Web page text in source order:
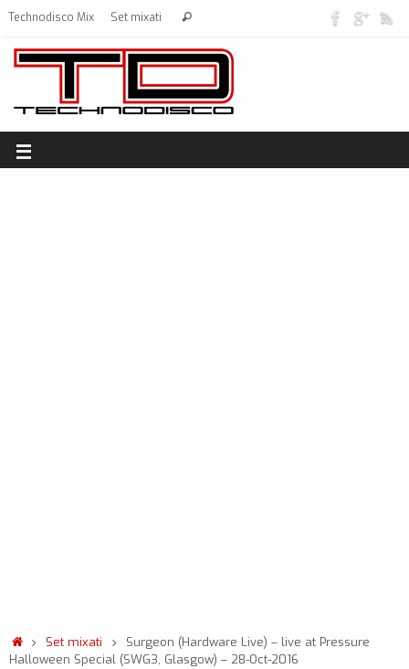
Technodisco Mix Set mixati
Set mixati
Surgeon (Hardware Live) – live at Pressure
Halloween Special (SWG3, Glasgow) – 28-Oct-2016